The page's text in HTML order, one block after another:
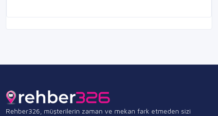
Rehber326, müşterilerin zaman ve mekan fark etmeden sizi